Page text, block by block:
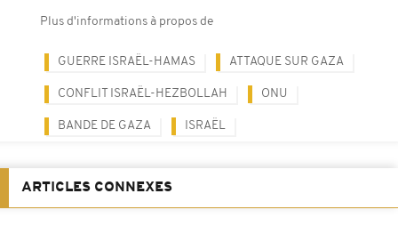
Plus d'informations à propos de
GUERRE ISRAËL-HAMAS ATTAQUE SUR GAZA
CONFLIT ISRAËL-HEZBOLLAH ONU
BANDE DE GAZA ISRAËL
ARTICLES CONNEXES